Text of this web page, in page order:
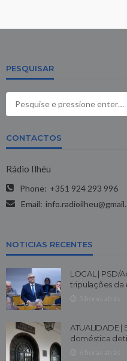
PESQUISAR
CONTACTOS
Rádio Ilhéu
Phone: +351 924 293 996
Email:
NOTICIAS RECENTES
LOCAL | PSD/
tripulações da
ATUALIDADE
doméstica